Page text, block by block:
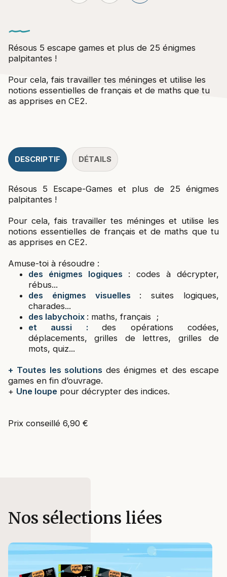
Résous 5 escape games et plus de 25 énigmes
palpitantes !
Pour cela, fais travailler tes méninges et utilise les
notions essentielles de français et de maths que tu
as apprises en CE2.
DESCRIPTIF DÉTAILS
Résous 5 Escape-Games et plus de 25 énigmes
palpitantes !
Pour cela, fais travailler tes méninges et utilise les
notions essentielles de français et de maths que tu
as apprises en CE2.
Amuse-toi à résoudre :
des énigmes logiques : codes à décrypter,
rébus...
des énigmes visuelles : suites logiques,
charades...
des labychoix : maths, français ;
et aussi :des opérations codées,
déplacements, grilles de lettres, grilles de
mots, quiz...
+ Toutes les solutions des énigmes et des escape
games en fin d’ouvrage.
+ Une loupe pour décrypter des indices.
Prix conseillé 6,90 €
Nos sélections liées